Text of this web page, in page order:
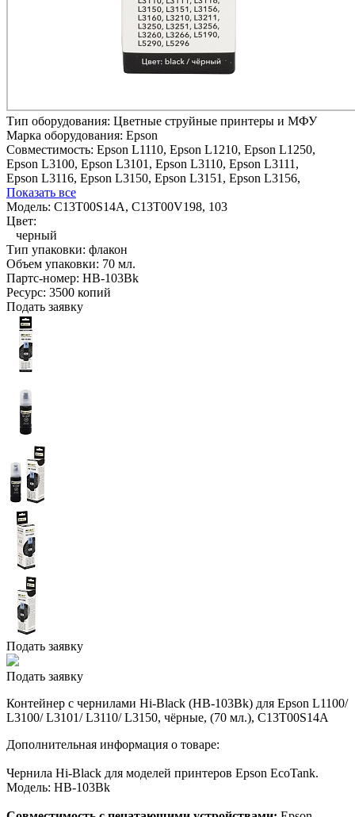
Тип оборудования: Цветные струйные принтеры и МФУ
Марка оборудования: Epson
Совместимость: Epson L1110, Epson L1210, Epson L1250,
Epson L3100, Epson L3101, Epson L3110, Epson L3111,
Epson L3116, Epson L3150, Epson L3151, Epson L3156,
Показать все
Модель: C13T00S14A, C13T00V198, 103
Цвет:
черный
Тип упаковки: флакон
Объем упаковки: 70 мл.
Партс-номер: HB-103Bk
Ресурс: 3500 копий
Подать заявку
Подать заявку
Подать заявку
Контейнер с чернилами Hi-Black (HB-103Bk) для Epson L1100/
L3100/ L3101/ L3110/ L3150, чёрные, (70 мл.), C13T00S14A
Дополнительная информация о товаре:
Чернила Hi-Black для моделей принтеров Epson EcoTank.
Модель: HB-103Bk